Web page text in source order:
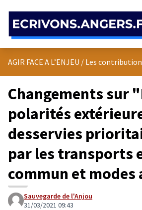
AGIR FACE A L’ENJEU / Les
Changements sur
polarités
desservies
par les transports
commun et modes
Sauvegarde de l'Anjou
31/03/2021 09:43